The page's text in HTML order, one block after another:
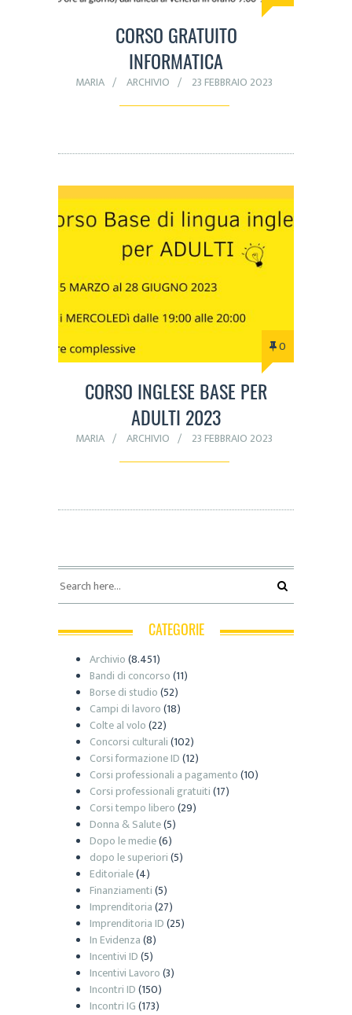
CORSO GRATUITO
INFORMATICA
MARIA ARCHIVIO 23 FEBBRAIO 2023
0
CORSO INGLESE BASE PER
ADULTI 2023
MARIA ARCHIVIO 23 FEBBRAIO 2023
CATEGORIE
Archivio(8.451)
Bandi di concorso(11)
Borse di studio(52)
Campi di lavoro(18)
Colte al volo(22)
Concorsi culturali(102)
Corsi formazione ID(12)
Corsi professionali a pagamento(10)
Corsi professionali gratuiti(17)
Corsi tempo libero(29)
Donna & Salute(5)
Dopo le medie(6)
dopo le superiori(5)
Editoriale(4)
Finanziamenti(5)
Imprenditoria(27)
Imprenditoria ID(25)
In Evidenza(8)
Incentivi ID(5)
Incentivi Lavoro(3)
Incontri ID(150)
Incontri IG(173)